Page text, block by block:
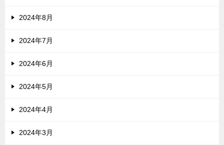
2024年8月
2024年7月
2024年6月
2024年5月
2024年4月
2024年3月